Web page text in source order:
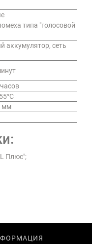
типа "голосовой
аккумулятор, сеть
мм
Плюс";